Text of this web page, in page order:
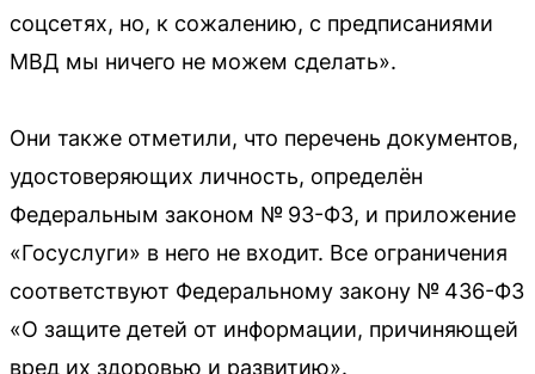
соцсетях, но, к сожалению, с предписаниями
МВД мы ничего не можем сделать».
Они также отметили, что перечень документов,
удостоверяющих личность, определён
Федеральным законом № 93-ФЗ, и приложение
«Госуслуги» в него не входит. Все ограничения
соответствуют Федеральному закону № 436-ФЗ
«О защите детей от информации, причиняющей
вред их здоровью и развитию».